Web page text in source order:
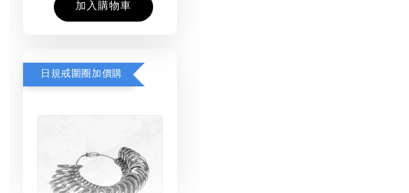
加入購物車
日規戒圍圈加價購